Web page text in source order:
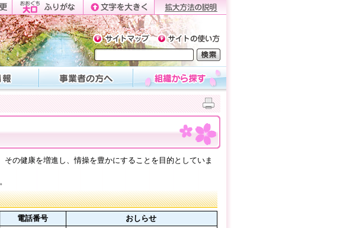
の健康を増進し、情操を豊かにすることを目的としていま
電話番号
おしらせ